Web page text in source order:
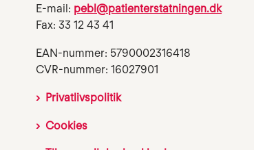
E-mail: pebl@patienterstatningen.dk
Fax: 33 12 43 41
EAN-nummer: 5790002316418
CVR-nummer: 16027901
Privatlivspolitik
Cookies